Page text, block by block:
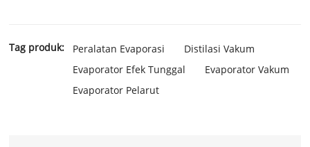
Tag produk: Peralatan Evaporasi
Distilasi Vakum
Evaporator Efek Tunggal
Evaporator Vakum
Evaporator Pelarut